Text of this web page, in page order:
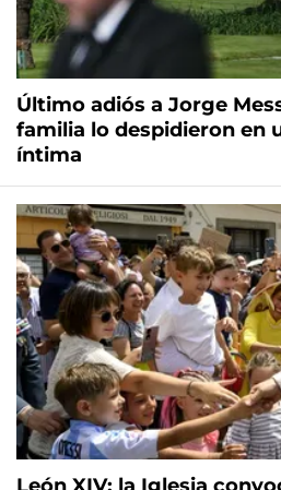
Último adiós a Jorge
familia lo despidieron en
íntima